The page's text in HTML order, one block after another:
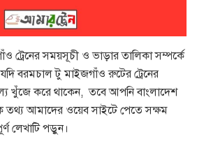
ট্রেনের সময়সূচী ও ভাড়ার তালিকা সম্পর্কে
বরমচাল টু মাইজগাঁও রুটের ট্রেনের
খুঁজে করে থাকেন, তবে আপনি বাংলাদেশ
তথ্য আমাদের ওয়েব সাইটে পেতে সক্ষম
লেখাটি পড়ুন।